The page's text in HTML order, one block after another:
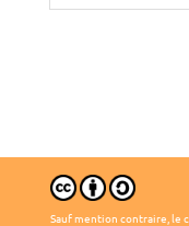
Sauf mention contraire, le